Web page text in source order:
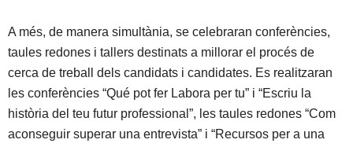
A més, de manera simultània, se celebraran conferències,
taules redones i tallers destinats a millorar el procés de
cerca de treball dels candidats i candidates. Es realitzaran
les conferències “Qué pot fer Labora per tu” i “Escriu la
història del teu futur professional”, les taules redones “Com
aconseguir superar una entrevista” i “Recursos per a una